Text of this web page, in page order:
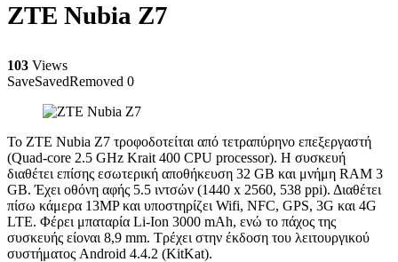
ZTE Nubia Z7
103 Views
SaveSavedRemoved 0
Το ZTE Nubia Z7 τροφοδοτείται από τετραπύρηνο επεξεργαστή
(Quad-core 2.5 GHz Krait 400 CPU processor). Η συσκευή
διαθέτει επίσης εσωτερική αποθήκευση 32 GB και μνήμη RAM 3
GB. Έχει οθόνη αφής 5.5 ιντσών (1440 x 2560, 538 ppi). Διαθέτει
πίσω κάμερα 13MP και υποστηρίζει Wifi, NFC, GPS, 3G και 4G
LTE. Φέρει μπαταρία Li-Ion 3000 mAh, ενώ το πάχος της
συσκευής είοναι 8,9 mm. Τρέχει στην έκδοση του λειτουργικού
συστήματος Android 4.4.2 (KitKat).